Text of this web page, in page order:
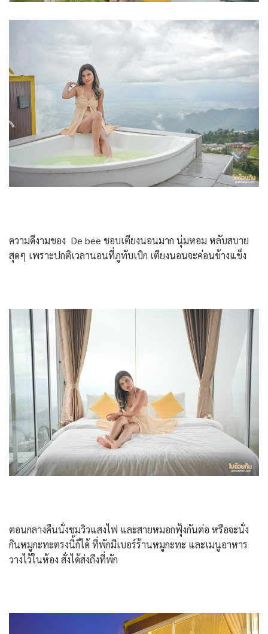
ความดีงามของ De bee ชอบเตียงนอนมาก นุ่มหอม หลับสบาย
สุดๆ เพราะปกติเวลานอนที่ภูทับเบิก เตียงนอนจะค่อนข้างแข็ง
ตอนกลางคืนนั่งชมวิวแสงไฟ และสายหมอกฟุ้งกันต่อ หรือจะนั่ง
กินหมูกะทะตรงนี้ก็ได้ ที่พักมีเบอร์ร้านหมูกะทะ และเมนูอาหาร
วางไว้ในห้อง สั่งได้ส่งถึงที่พัก